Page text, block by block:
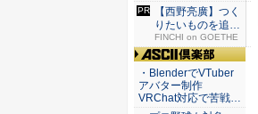
【西野亮廣】つく
りたいものを追求
できる環...
FINCHI on GOETHE
ASCII倶楽部
・BlenderでVTuber
アバター制作
VRChat対応で苦戦…